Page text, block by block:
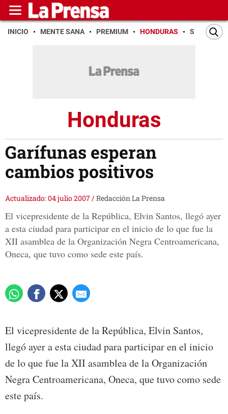
INICIO MENTE SANA PREMIUM HONDURAS SAN PEDRO
Honduras
Garífunas esperan
cambios positivos
Actualizado: 04 julio 2007/Redacción La Prensa
El vicepresidente de la República, Elvin Santos, llegó ayer
a esta ciudad para participar en el inicio de lo que fue la
XII asamblea de la Organización Negra Centroamericana,
Oneca, que tuvo como sede este país.
El vicepresidente de la República, Elvin Santos,
llegó ayer a esta ciudad para participar en el inicio
de lo que fue la XII asamblea de la Organización
Negra Centroamericana, Oneca, que tuvo como sede
este país.